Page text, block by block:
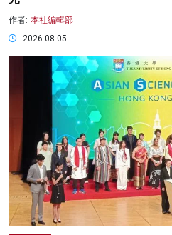
作者: 本社編輯部
2026-08-05